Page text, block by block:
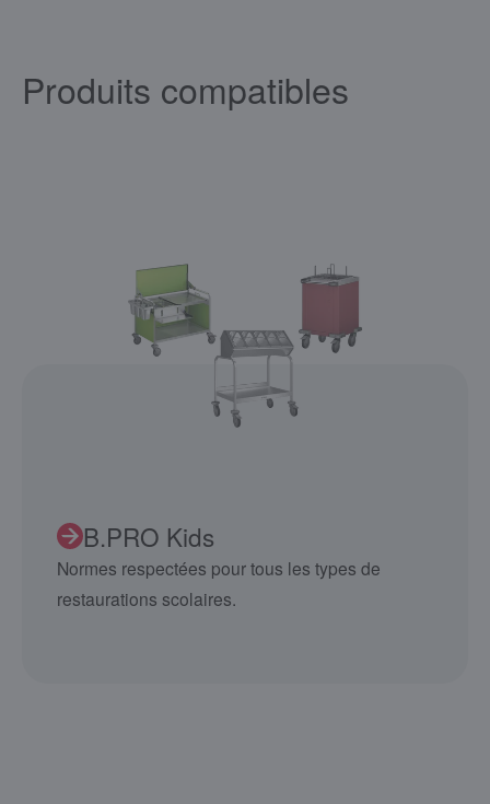
Produits compatibles
B.PRO Kids
Normes respectées pour tous les types de
restaurations scolaires.